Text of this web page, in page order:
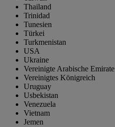
Thailand
Trinidad
Tunesien
Türkei
Turkmenistan
USA
Ukraine
Vereinigte Arabische Emirate
Vereinigtes Königreich
Uruguay
Usbekistan
Venezuela
Vietnam
Jemen